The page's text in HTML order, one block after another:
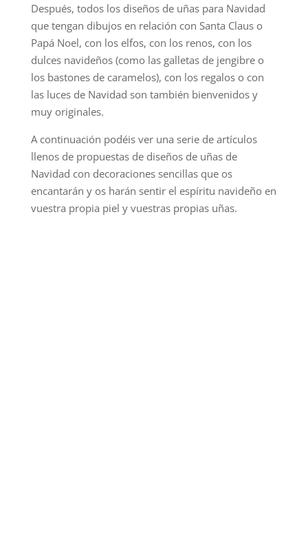
Después, todos los diseños de uñas para Navidad
que tengan dibujos en relación con Santa Claus o
Papá Noel, con los elfos, con los renos, con los
dulces navideños (como las galletas de jengibre o
los bastones de caramelos), con los regalos o con
las luces de Navidad son también bienvenidos y
muy originales.
A continuación podéis ver una serie de artículos
llenos de propuestas de diseños de uñas de
Navidad con decoraciones sencillas que os
encantarán y os harán sentir el espíritu navideño en
vuestra propia piel y vuestras propias uñas.